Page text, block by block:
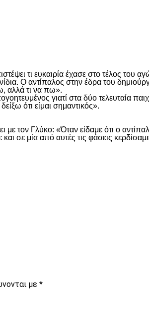
τι ευκαιρία έχασε στο τέλος του
Ο αντίπαλος στην έδρα του
αλλά τι να πω».
γιατί στα δύο τελευταία
ότι είμαι σημαντικός».
τον Γλύκο: «Όταν είδαμε ότι ο
σε μία από αυτές τις φάσεις
με *